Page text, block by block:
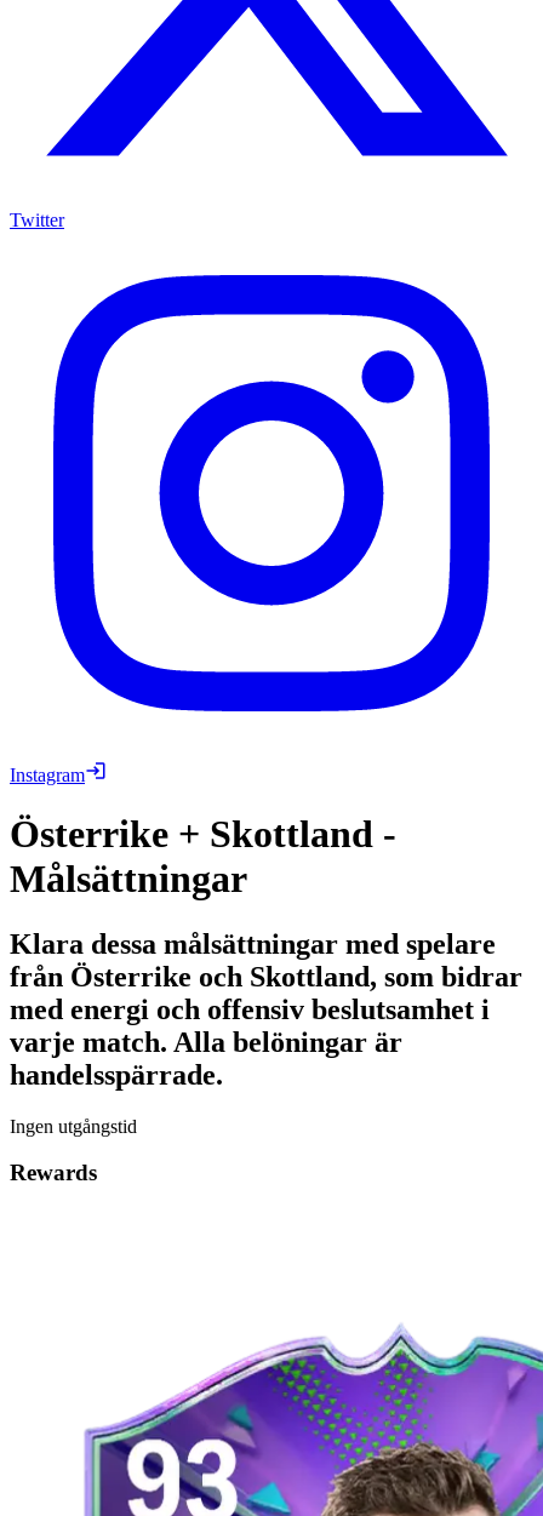
Twitter
Instagram
Österrike + Skottland -
Målsättningar
Klara dessa målsättningar med spelare
från Österrike och Skottland, som bidrar
med energi och offensiv beslutsamhet i
varje match. Alla belöningar är
handelsspärrade.
Ingen utgångstid
Rewards